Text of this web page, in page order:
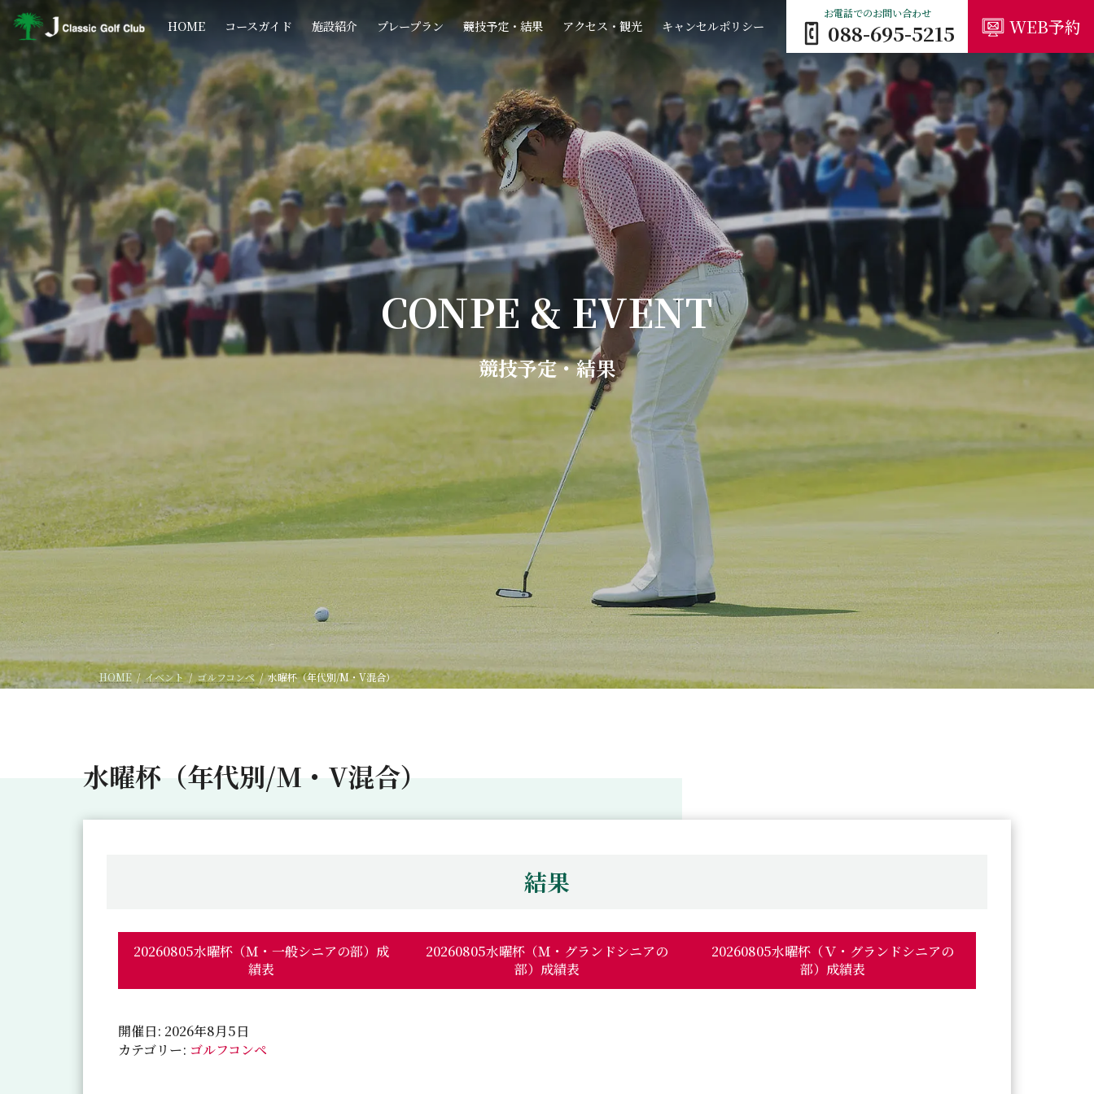
ツ
ス
キ
ッ
プ
シ
ン
に
移
動
HOME コースガイド 施設紹介 プレープラン 競技予定・結果 アクセス・観光 キャンセルポリシー
お電話でのお問い合わせ
088-695-5215 WEB予約
CONPE & EVENT
競技予定・結果
HOME イベント ゴルフコンペ 水曜杯（年代別/M・V混合）
水曜杯（年代別/M・V混合）
結果
20260805水曜杯（Ｍ・一般シニアの部）成
績表
20260805水曜杯（Ｍ・グランドシニアの
部）成績表
20260805水曜杯（Ｖ・グランドシニアの
部）成績表
開催日: 2026年8月5日
カテゴリー: ゴルフコンペ